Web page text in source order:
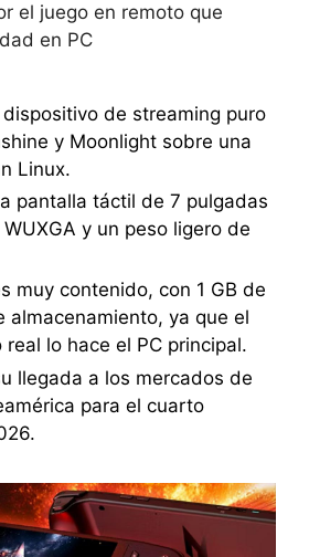
el juego en remoto que
en PC
de streaming puro
y Moonlight sobre una
Linux.
pantalla táctil de 7 pulgadas
y un peso ligero de
muy contenido, con 1 GB de
almacenamiento, ya que el
lo hace el PC principal.
llegada a los mercados de
para el cuarto